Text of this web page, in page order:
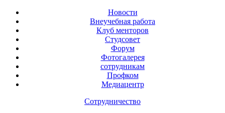
Новости
Внеучебная работа
Клуб менторов
Студсовет
Форум
Фотогалерея
сотрудникам
Профком
Медиацентр
Сотрудничество